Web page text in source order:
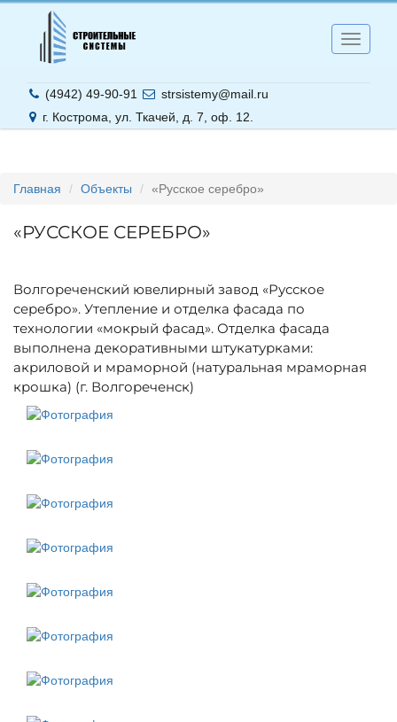
Меню
(4942) 49-90-91
strsistemy@mail.ru
г. Кострома, ул. Ткачей, д. 7, оф. 12.
Главная Объекты «Русское серебро»
«РУССКОЕ СЕРЕБРО»
Волгореченский ювелирный завод «Русское
серебро». Утепление и отделка фасада по
технологии «мокрый фасад». Отделка фасада
выполнена декоративными штукатурками:
акриловой и мраморной (натуральная мраморная
крошка) (г. Волгореченск)